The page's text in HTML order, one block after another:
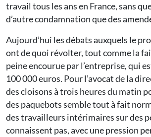
travail tous les ans en France, sans
d’autre condamnation que des
Aujourd’hui les débats auxquels le
ont de quoi révolter, tout comme la
peine encourue par l’entreprise, qui
100 000 euros. Pour l’avocat de la
des cloisons à trois heures du matin
des paquebots semble tout à fait
des travailleurs intérimaires sur des
connaissent pas, avec une pression